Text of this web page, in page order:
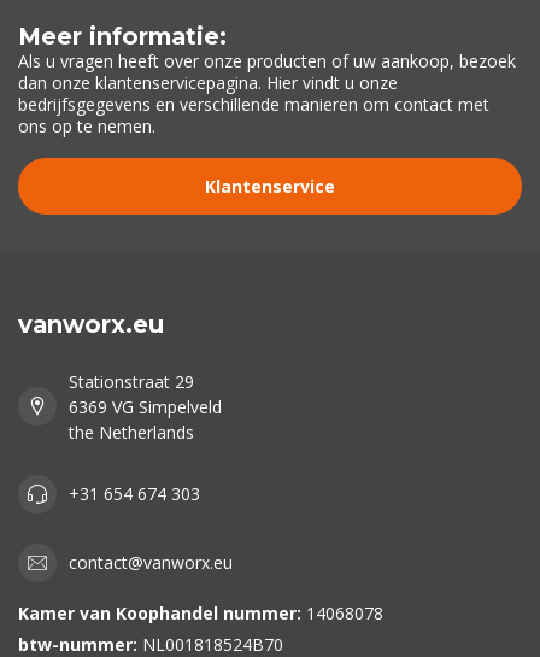
Meer informatie:
Als u vragen heeft over onze producten of uw aankoop, bezoek
dan onze klantenservicepagina. Hier vindt u onze
bedrijfsgegevens en verschillende manieren om contact met
ons op te nemen.
Klantenservice
vanworx.eu
Stationstraat 29
6369 VG Simpelveld
the Netherlands
+31 654 674 303
contact@vanworx.eu
Kamer van Koophandel nummer: 14068078
btw-nummer: NL001818524B70